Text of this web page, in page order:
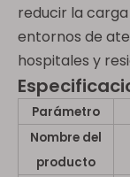
reducir la
entornos de
hospitales y
Parámetro
Nombre del
producto